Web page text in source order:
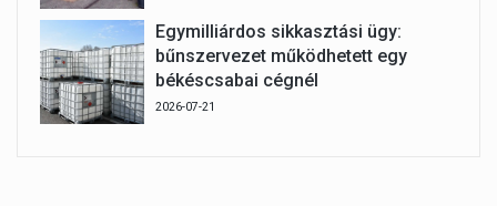
Egymilliárdos sikkasztási ügy:
bűnszervezet működhetett egy
békéscsabai cégnél
2026-07-21